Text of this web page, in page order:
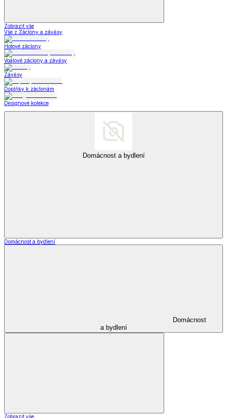
Zobrazit vše
Vše z Záclony a závěsy
Hotové záclony
Voálové záclony a závěsy
Závěsy
Doplňky k záclonám
Designové kolekce
Domácnost a bydlení
Domácnost a bydlení
Domácnost
a bydlení
Zobrazit vše